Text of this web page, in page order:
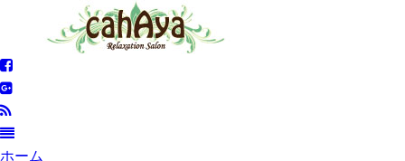
ホーム